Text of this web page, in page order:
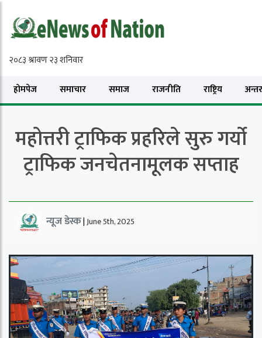
होमपेज समाचार समाज राजनीति राष्ट्रिय
महोत्तरी ट्राफिक प्रहरिले सुरु गर्यो
ट्राफिक जनचेतनामूलक सप्ताह
न्यूज डेस्क|June 5th, 2025